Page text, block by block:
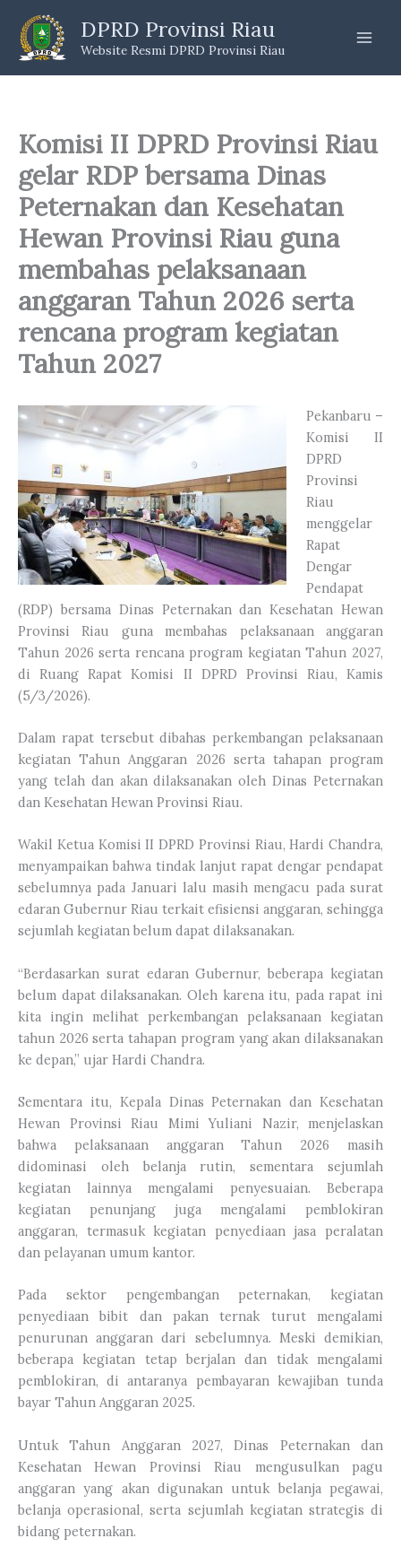
content
DPRD Provinsi Riau
Website Resmi DPRD Provinsi Riau
Komisi II DPRD Provinsi Riau
gelar RDP bersama Dinas
Peternakan dan Kesehatan
Hewan Provinsi Riau guna
membahas pelaksanaan
anggaran Tahun 2026 serta
rencana program kegiatan
Tahun 2027
Pekanbaru –
Komisi II
DPRD
Provinsi
Riau
menggelar
Rapat
Dengar
Pendapat
(RDP) bersama Dinas Peternakan dan Kesehatan Hewan
Provinsi Riau guna membahas pelaksanaan anggaran
Tahun 2026 serta rencana program kegiatan Tahun 2027,
di Ruang Rapat Komisi II DPRD Provinsi Riau, Kamis
(5/3/2026).
Dalam rapat tersebut dibahas perkembangan pelaksanaan
kegiatan Tahun Anggaran 2026 serta tahapan program
yang telah dan akan dilaksanakan oleh Dinas Peternakan
dan Kesehatan Hewan Provinsi Riau.
Wakil Ketua Komisi II DPRD Provinsi Riau, Hardi Chandra,
menyampaikan bahwa tindak lanjut rapat dengar pendapat
sebelumnya pada Januari lalu masih mengacu pada surat
edaran Gubernur Riau terkait efisiensi anggaran, sehingga
sejumlah kegiatan belum dapat dilaksanakan.
“Berdasarkan surat edaran Gubernur, beberapa kegiatan
belum dapat dilaksanakan. Oleh karena itu, pada rapat ini
kita ingin melihat perkembangan pelaksanaan kegiatan
tahun 2026 serta tahapan program yang akan dilaksanakan
ke depan,” ujar Hardi Chandra.
Sementara itu, Kepala Dinas Peternakan dan Kesehatan
Hewan Provinsi Riau Mimi Yuliani Nazir, menjelaskan
bahwa pelaksanaan anggaran Tahun 2026 masih
didominasi oleh belanja rutin, sementara sejumlah
kegiatan lainnya mengalami penyesuaian. Beberapa
kegiatan penunjang juga mengalami pemblokiran
anggaran, termasuk kegiatan penyediaan jasa peralatan
dan pelayanan umum kantor.
Pada sektor pengembangan peternakan, kegiatan
penyediaan bibit dan pakan ternak turut mengalami
penurunan anggaran dari sebelumnya. Meski demikian,
beberapa kegiatan tetap berjalan dan tidak mengalami
pemblokiran, di antaranya pembayaran kewajiban tunda
bayar Tahun Anggaran 2025.
Untuk Tahun Anggaran 2027, Dinas Peternakan dan
Kesehatan Hewan Provinsi Riau mengusulkan pagu
anggaran yang akan digunakan untuk belanja pegawai,
belanja operasional, serta sejumlah kegiatan strategis di
bidang peternakan.